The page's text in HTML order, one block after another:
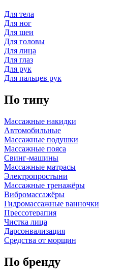
Для тела
Для ног
Для шеи
Для головы
Для лица
Для глаз
Для рук
Для пальцев рук
По типу
Массажные накидки
Автомобильные
Массажные подушки
Массажные пояса
Свинг-машины
Массажные матрасы
Электропростыни
Массажные тренажёры
Вибромассажёры
Гидромассажные ванночки
Прессотерапия
Чистка лица
Дарсонвализация
Средства от морщин
По бренду